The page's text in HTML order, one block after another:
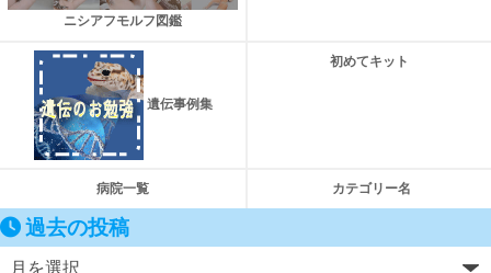
ニシアフモルフ図鑑
遺伝事例集
初めてキット
病院一覧 カテゴリー名
過去の投稿